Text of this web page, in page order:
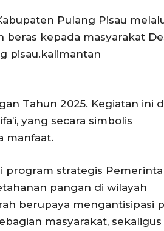
Pulang Pisau
kepada masyarakat
pisau.kalimantan
Tahun 2025. Kegiatan ini
yang secara simbolis
manfaat.
program strategis
pangan di wilayah
berupaya mengantisipasi
masyarakat, sekaligus